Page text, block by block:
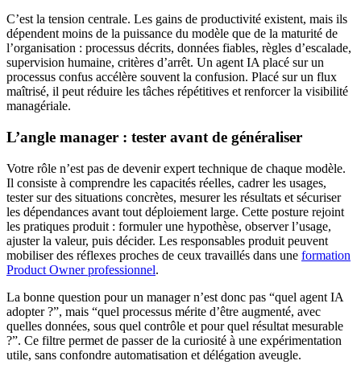
C’est la tension centrale. Les gains de productivité existent, mais ils
dépendent moins de la puissance du modèle que de la maturité de
l’organisation : processus décrits, données fiables, règles d’escalade,
supervision humaine, critères d’arrêt. Un agent IA placé sur un
processus confus accélère souvent la confusion. Placé sur un flux
maîtrisé, il peut réduire les tâches répétitives et renforcer la visibilité
managériale.
L’angle manager : tester avant de généraliser
Votre rôle n’est pas de devenir expert technique de chaque modèle.
Il consiste à comprendre les capacités réelles, cadrer les usages,
tester sur des situations concrètes, mesurer les résultats et sécuriser
les dépendances avant tout déploiement large. Cette posture rejoint
les pratiques produit : formuler une hypothèse, observer l’usage,
ajuster la valeur, puis décider. Les responsables produit peuvent
mobiliser des réflexes proches de ceux travaillés dans une formation
Product Owner professionnel.
La bonne question pour un manager n’est donc pas “quel agent IA
adopter ?”, mais “quel processus mérite d’être augmenté, avec
quelles données, sous quel contrôle et pour quel résultat mesurable
?”. Ce filtre permet de passer de la curiosité à une expérimentation
utile, sans confondre automatisation et délégation aveugle.